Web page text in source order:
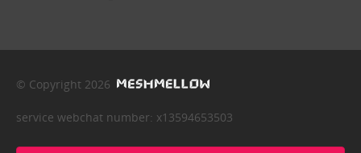
© Copyright 2026
service webchat number: x13594653503